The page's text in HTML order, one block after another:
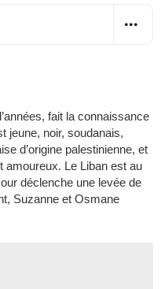
fait la connaissance
jeune, noir, soudanais,
d’origine palestinienne, et
Le Liban est au
déclenche une levée de
Suzanne et Osmane